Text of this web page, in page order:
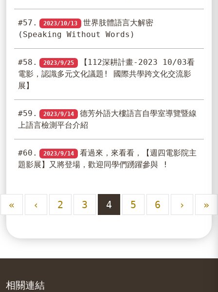
#57. 2023/10/13
世界肢體語言大解密
(Speaking Without Words)
#58. 2023/9/25
【112深耕計畫-2023 10/03看
電影，認識多元文化議題! 國際共學跨文化交流影
展】
#59. 2023/9/14
德芳外語大樓語言自學室導覽暨線
上語言檢測平台介紹
#60. 2023/9/14
看過來，來看看，【週四電影院主
題影展】又將登場，歡迎同學們踴躍參與 !
« ‹ 2 3 4 5 6 › »
相關連結